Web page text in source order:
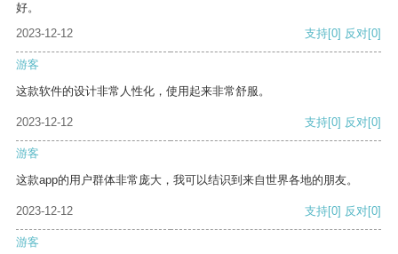
好。
2023-12-12
支持[0] 反对[0]
游客
这款软件的设计非常人性化，使用起来非常舒服。
2023-12-12 支持[0] 反对[0]
游客
这款app的用户群体非常庞大，我可以结识到来自世界各地的朋友。
2023-12-12 支持[0] 反对[0]
游客